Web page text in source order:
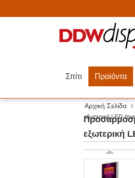
Σπίτι Προϊόντα
Αρχική Σελίδα
εξωτερική LED
εξωτερική